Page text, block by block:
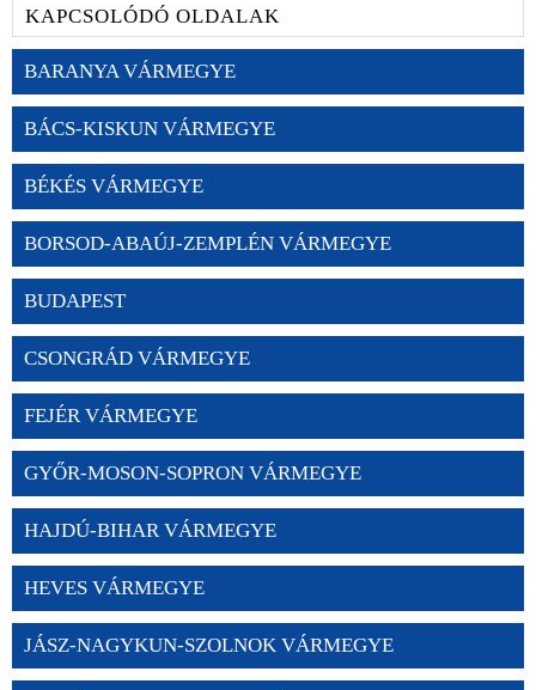
KAPCSOLÓDÓ OLDALAK
BARANYA VÁRMEGYE
BÁCS-KISKUN VÁRMEGYE
BÉKÉS VÁRMEGYE
BORSOD-ABAÚJ-ZEMPLÉN VÁRMEGYE
BUDAPEST
CSONGRÁD VÁRMEGYE
FEJÉR VÁRMEGYE
GYŐR-MOSON-SOPRON VÁRMEGYE
HAJDÚ-BIHAR VÁRMEGYE
HEVES VÁRMEGYE
JÁSZ-NAGYKUN-SZOLNOK VÁRMEGYE